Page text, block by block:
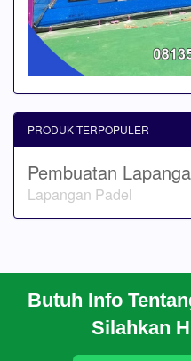
Butuh Info
Silahkan
PRODUK TERPOPULER
Pembuatan
Lapangan Padel
CARA PESAN